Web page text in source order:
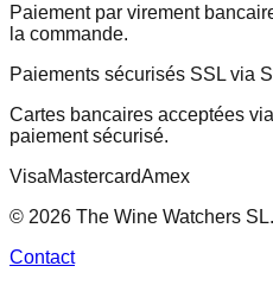
Paiement par virement
la commande.
Paiements sécurisés SSL via
Cartes bancaires acceptées
paiement sécurisé.
VisaMastercardAmex
© 2026 The Wine Watchers
Contact